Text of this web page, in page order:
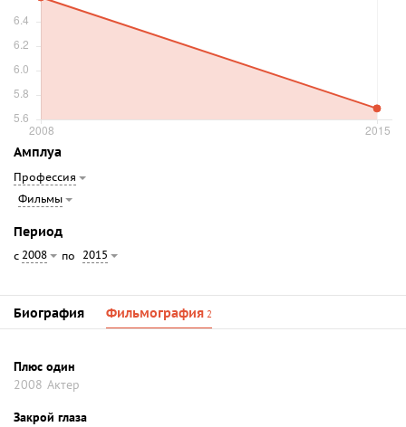
Амплуа
Профессия
Фильмы
Период
с 2008 по 2015
Биография Фильмография 2
Плюс один
2008 Актер
Закрой глаза